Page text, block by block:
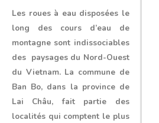
Les roues à eau disposées le
long des cours d’eau de
montagne sont indissociables
des paysages du Nord-Ouest
du Vietnam. La commune de
Ban Bo, dans la province de
Lai Châu, fait partie des
localités qui comptent le plus